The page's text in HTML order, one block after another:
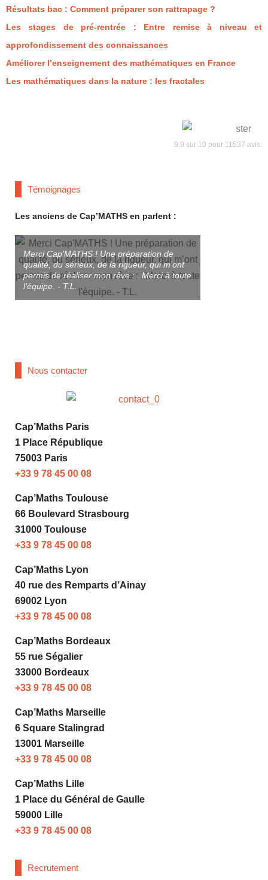
Résultats bac : Comment préparer son rattrapage ?
Les stages de pré-rentrée : Entre remise à niveau et
approfondissement des connaissances
Améliorer l’enseignement des mathématiques en France
Les mathématiques dans la nature : les fractales
9.9 sur 10 pour 11537 avis.
Témoignages
Les anciens de Cap’MATHS en parlent :
Merci Cap'MATHS ! Une préparation de
qualité, du sérieux, de la rigueur, qui m’ont
permis de réaliser mon rêve : . Merci à toute
l'équipe. - T.L.
Nous contacter
Cap’Maths Paris
1 Place République
75003 Paris
+33 9 78 45 00 08
Cap’Maths Toulouse
66 Boulevard Strasbourg
31000 Toulouse
+33 9 78 45 00 08
Cap’Maths Lyon
40 rue des Remparts d’Ainay
69002 Lyon
+33 9 78 45 00 08
Cap’Maths Bordeaux
55 rue Ségalier
33000 Bordeaux
+33 9 78 45 00 08
Cap’Maths Marseille
6 Square Stalingrad
13001 Marseille
+33 9 78 45 00 08
Cap’Maths Lille
1 Place du Général de Gaulle
59000 Lille
+33 9 78 45 00 08
Recrutement